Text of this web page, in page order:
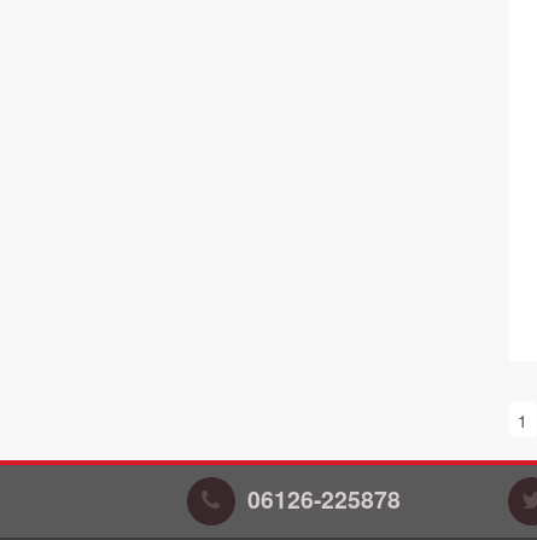
1
06126-225878